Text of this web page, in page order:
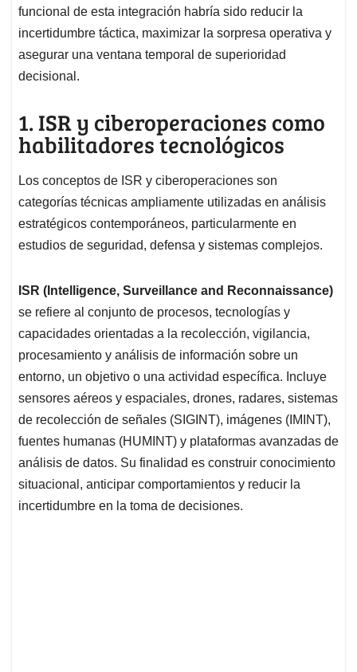
funcional de esta integración habría sido reducir la
incertidumbre táctica, maximizar la sorpresa operativa y
asegurar una ventana temporal de superioridad
decisional.
1. ISR y ciberoperaciones como
habilitadores tecnológicos
Los conceptos de ISR y ciberoperaciones son
categorías técnicas ampliamente utilizadas en análisis
estratégicos contemporáneos, particularmente en
estudios de seguridad, defensa y sistemas complejos.
ISR (Intelligence, Surveillance and Reconnaissance)
se refiere al conjunto de procesos, tecnologías y
capacidades orientadas a la recolección, vigilancia,
procesamiento y análisis de información sobre un
entorno, un objetivo o una actividad específica. Incluye
sensores aéreos y espaciales, drones, radares, sistemas
de recolección de señales (SIGINT), imágenes (IMINT),
fuentes humanas (HUMINT) y plataformas avanzadas de
análisis de datos. Su finalidad es construir conocimiento
situacional, anticipar comportamientos y reducir la
incertidumbre en la toma de decisiones.